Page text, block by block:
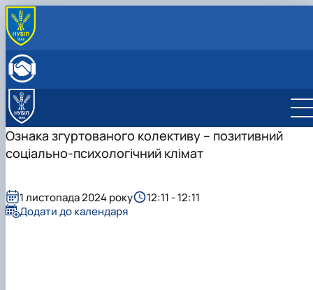
Навчально-наукова лабораторія
програми та ЕНК
Аспіранти кафедри
МІЖНАРОДНА ДІЯЛЬНІСТЬ
СТУДЕНТСЬКИЙ ГУРТОК
МІЖНАРОДНІ НАУКОВО-ПРАКТИЧНІ КОНФЕРЕНЦІЇ
Ознака згуртованого колективу – позитивний
соціально-психологічний клімат
1 листопада 2024 року
12:11 - 12:11
Додати до календаря